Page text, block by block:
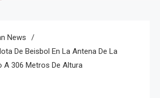
News
De Beisbol En La Antena De La
A 306 Metros De Altura